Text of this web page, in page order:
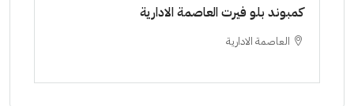
كمبوند بلو فيرت العاصمة الادارية
العاصمة الادارية